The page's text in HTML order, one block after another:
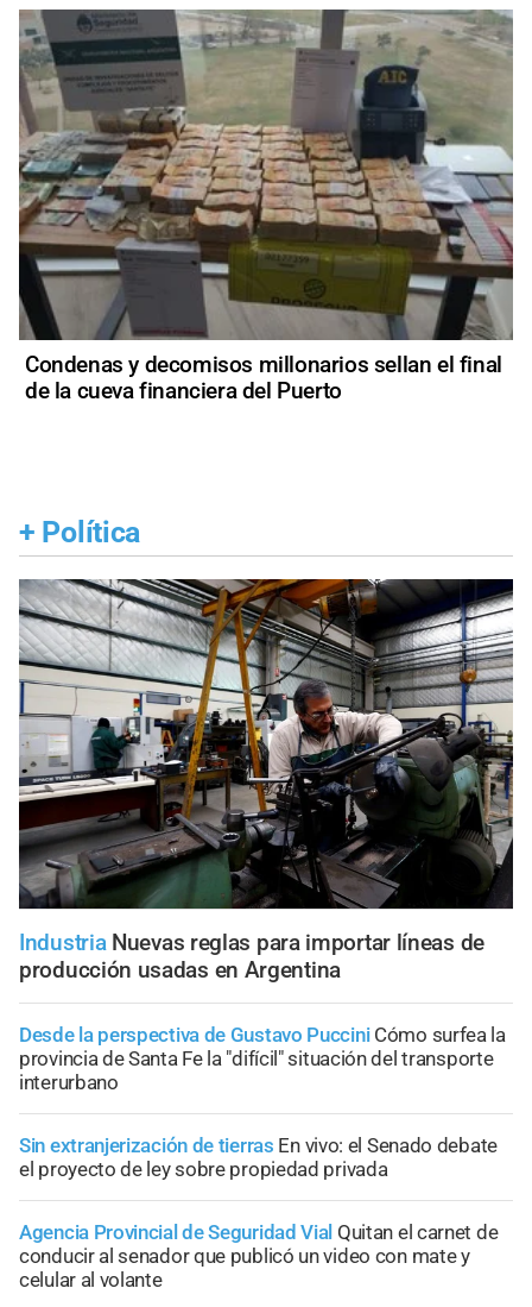
Condenas y decomisos millonarios sellan el final
de la cueva financiera del Puerto
+ Política
Industria Nuevas reglas para importar líneas de
producción usadas en Argentina
Desde la perspectiva de Gustavo Puccini Cómo surfea la
provincia de Santa Fe la "difícil" situación del transporte
interurbano
Sin extranjerización de tierras En vivo: el Senado debate
el proyecto de ley sobre propiedad privada
Agencia Provincial de Seguridad Vial Quitan el carnet de
conducir al senador que publicó un video con mate y
celular al volante